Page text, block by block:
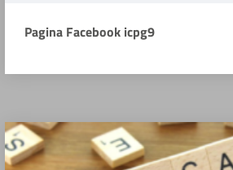
Pagina Facebook icpg9